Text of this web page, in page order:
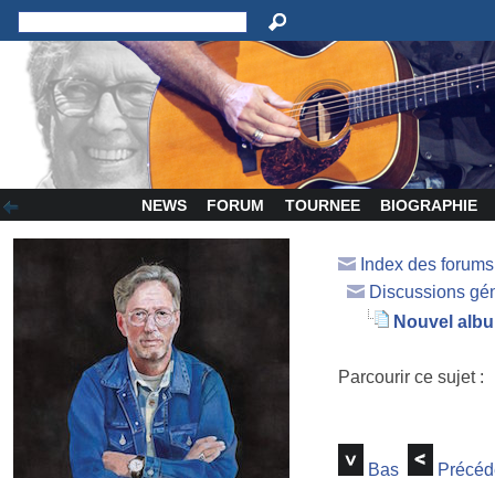
NEWS FORUM TOURNEE BIOGRAPHIE
Index des
Discussions
Nouvel
Parcourir ce sujet
Bas